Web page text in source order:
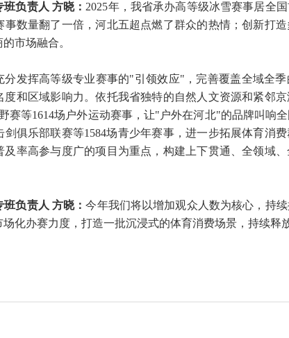
负责人 方晓： 2025年，我省承办高等级冰雪赛事居全
事数量翻了一倍，河北五超点燃了群众的热情；创新打
市场融合。
分发挥高等级专业赛事的"引领效应"，完善覆盖全域全
和区域影响力。依托我省独特的自然人文资源和紧邻京
赛等1614场户外运动赛事，让"户外在河北"的品牌叫响
剑俱乐部联赛等1584场青少年赛事，进一步拓展体育消
及率高参与度广的项目为重点，构建上下贯通、全领域
班负责人 方晓：今年我们将以增加观众人数为核心，持
化办赛力度，打造一批沉浸式的体育消费场景，持续释